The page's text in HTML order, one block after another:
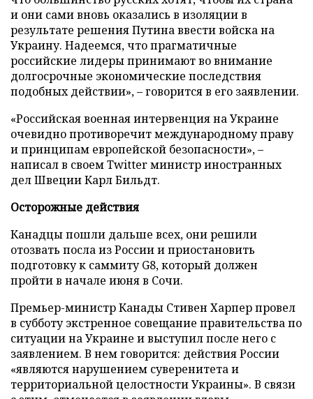
и они сами вновь оказались в изоляции в
результате решения Путина ввести войска на
Украину. Надеемся, что прагматичные
российские лидеры принимают во внимание
долгосрочные экономические последствия
подобных действии», – говорится в его заявлении.
«Российская военная интервенция на Украине
очевидно противоречит международному праву
и принципам европейской безопасности», –
написал в своем Twitter министр иностранных
дел Швеции Карл Бильдт.
Осторожные действия
Канадцы пошли дальше всех, они решили
отозвать посла из России и приостановить
подготовку к саммиту G8, который должен
пройти в начале июня в Сочи.
Премьер-министр Канады Стивен Харпер провел
в субботу экстренное совещание правительства по
ситуации на Украине и выступил после него с
заявлением. В нем говорится: действия России
«являются нарушением суверенитета и
территориальной целостности Украины». В связи